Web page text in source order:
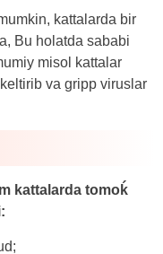
kattalarda bir
Bu holatda sababi
misol kattalar
va ​​gripp viruslar
kattalarda tomoḱ